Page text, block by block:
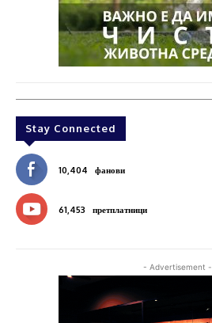
Stay Connected
10,404 фанови
61,453 претплатници
- Advertisement -